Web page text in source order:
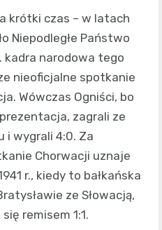
krótki czas – w latach
Niepodległe Państwo
kadra narodowa tego
nieoficjalne spotkanie
Wówczas Ogniści, bo
zagrali ze
i wygrali 4:0. Za
Chorwacji uznaje
r., kiedy to bałkańska
ze Słowacją,
remisem 1:1.